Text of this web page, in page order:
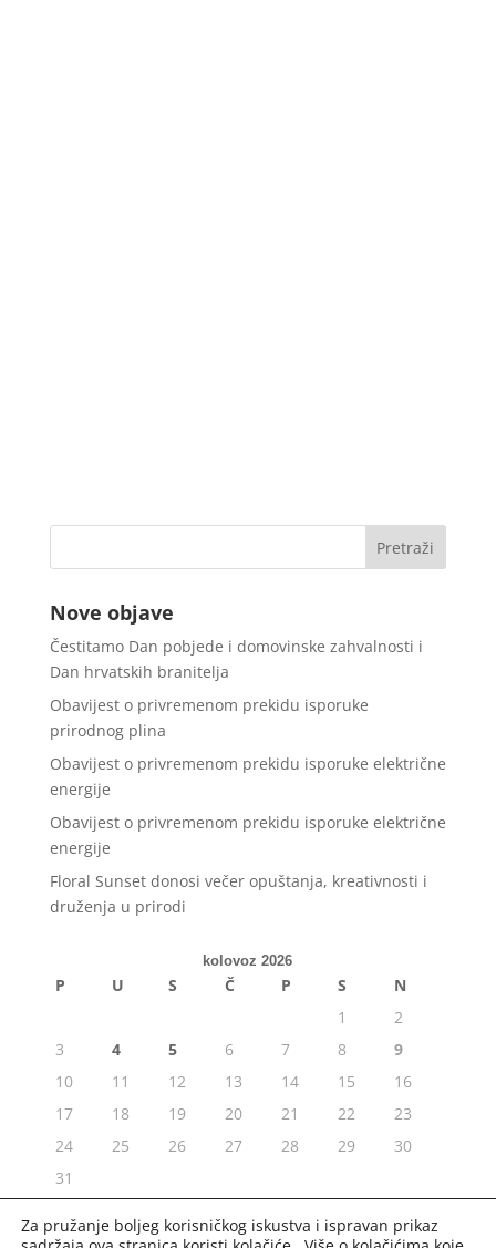
Nove objave
Čestitamo Dan pobjede i domovinske zahvalnosti i
Dan hrvatskih branitelja
Obavijest o privremenom prekidu isporuke
prirodnog plina
Obavijest o privremenom prekidu isporuke električne
energije
Obavijest o privremenom prekidu isporuke električne
energije
Floral Sunset donosi večer opuštanja, kreativnosti i
druženja u prirodi
kolovoz 2026
P U S Č P S
N
1
2
3
4 5 6 7 8
9
10
11 12 13 14 15
16
17
18 19 20 21 22
23
24
25 26 27 28 29
30
31
« srp
Za pružanje boljeg korisničkog iskustva i ispravan prikaz